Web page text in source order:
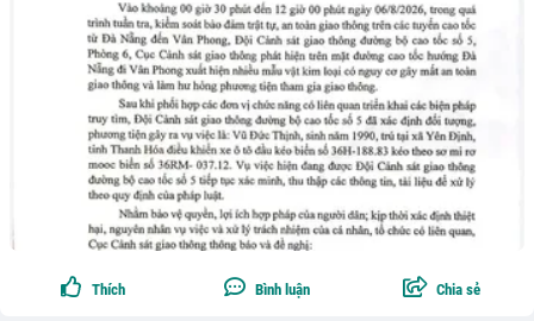
Thích Bình luận Chia sẻ